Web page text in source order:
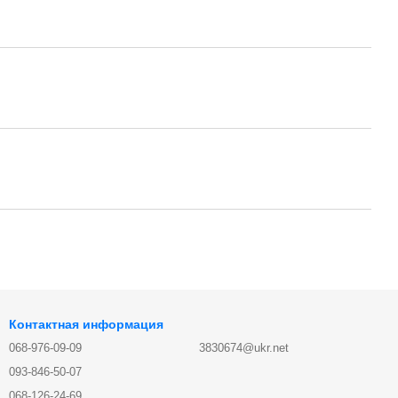
Контактная информация
068-976-09-09
093-846-50-07
3830674@ukr.net